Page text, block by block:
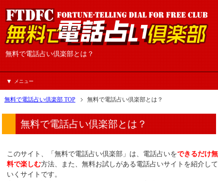
無料で電話占い倶楽部とは？
メニュー
無料で電話占い倶楽部 TOP 無料で電話占い倶楽部とは？
無料で電話占い倶楽部とは？
このサイト、「無料で電話占い倶楽部」は、電話占いをできるだけ無
料で楽しむ方法、また、無料お試しがある電話占いサイトを紹介して
いくサイトです。